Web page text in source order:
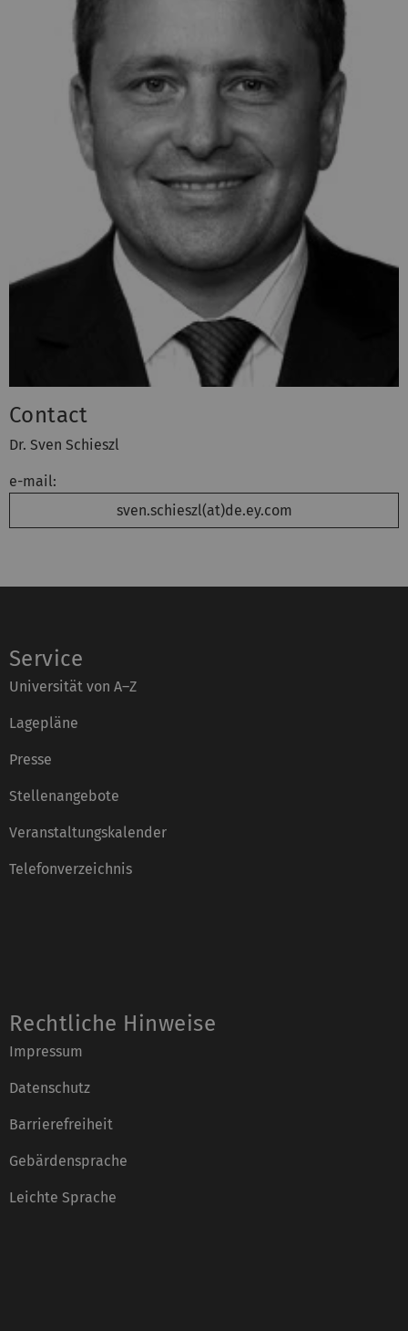
Contact
Dr. Sven Schieszl
e-mail:
sven.schieszl(at)de.ey.com
Service
Universität von A–Z
Lagepläne
Presse
Stellenangebote
Veranstaltungskalender
Telefonverzeichnis
Rechtliche Hinweise
Impressum
Datenschutz
Barrierefreiheit
Gebärdensprache
Leichte Sprache